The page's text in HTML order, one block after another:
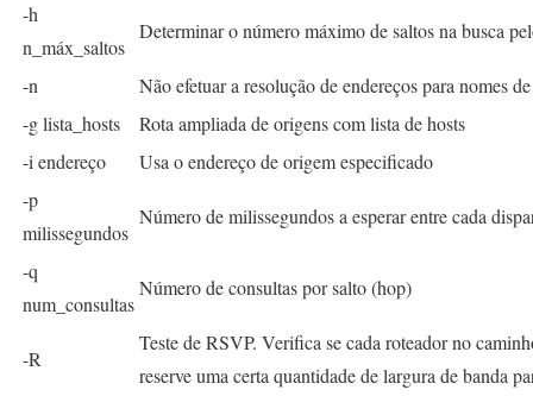
-h
n_máx_saltos
Determinar o número máximo de saltos na busca
-n
Não efetuar a resolução de endereços para nomes
-g lista_hosts
Rota ampliada de origens com lista de hosts
-i endereço
Usa o endereço de origem especificado
-p
milissegundos
Número de milissegundos a esperar entre cada
-q
num_consultas
Número de consultas por salto (hop)
-R
Teste de RSVP. Verifica se cada roteador no
reserve uma certa quantidade de largura de banda